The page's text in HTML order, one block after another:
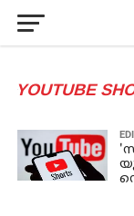
YOUTUBE